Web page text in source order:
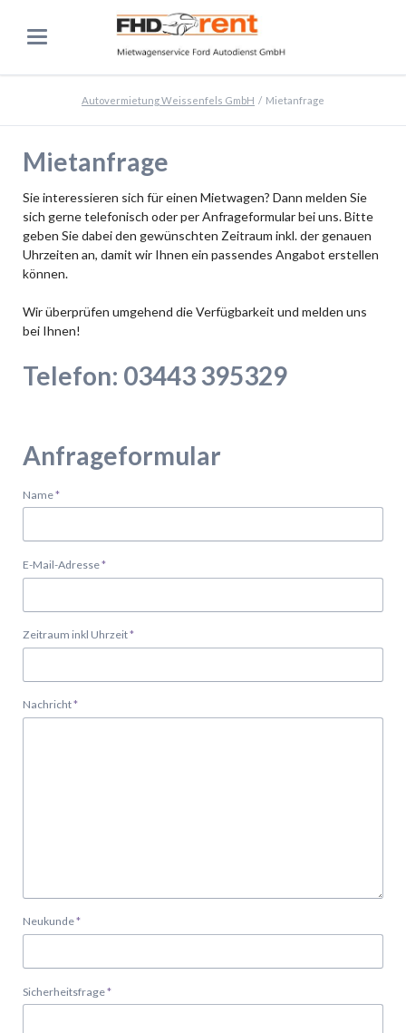
Autovermietung Weissenfels GmbH Mietanfrage
Mietanfrage
Sie interessieren sich für einen Mietwagen? Dann melden Sie
sich gerne telefonisch oder per Anfrageformular bei uns. Bitte
geben Sie dabei den gewünschten Zeitraum inkl. der genauen
Uhrzeiten an, damit wir Ihnen ein passendes Angabot erstellen
können.
Wir überprüfen umgehend die Verfügbarkeit und melden uns
bei Ihnen!
Telefon: 03443 395329
Anfrageformular
Pflichtfeld
Name*
Pflichtfeld
E-Mail-Adresse*
Pflichtfeld
Zeitraum inkl Uhrzeit*
Pflichtfeld
Nachricht*
Pflichtfeld
Neukunde*
Pflichtfeld
Sicherheitsfrage*